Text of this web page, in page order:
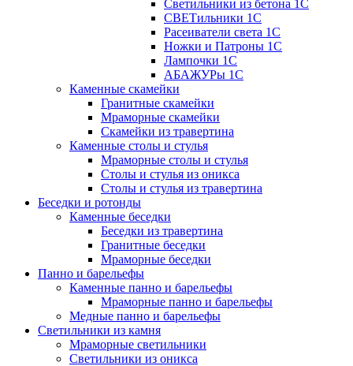
Светильники из бетона 1С
СВЕТильники 1С
Расеиватели света 1С
Ножки и Патроны 1С
Лампочки 1С
АБАЖУРы 1С
Каменные скамейки
Гранитные скамейки
Мраморные скамейки
Скамейки из травертина
Каменные столы и стулья
Мраморные столы и стулья
Столы и стулья из оникса
Столы и стулья из травертина
Беседки и ротонды
Каменные беседки
Беседки из травертина
Гранитные беседки
Мраморные беседки
Панно и барельефы
Каменные панно и барельефы
Мраморные панно и барельефы
Медные панно и барельефы
Светильники из камня
Мраморные светильники
Светильники из оникса